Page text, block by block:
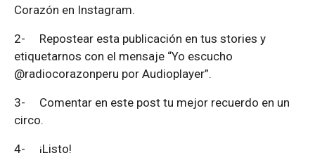
Corazón en Instagram.
2- Repostear esta publicación en tus stories y
etiquetarnos con el mensaje “Yo escucho
@radiocorazonperu por Audioplayer”.
3- Comentar en este post tu mejor recuerdo en un
circo.
4- ¡Listo!